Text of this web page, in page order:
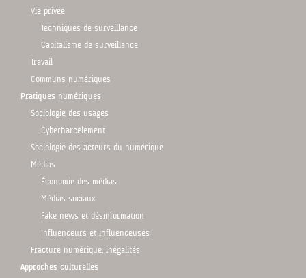
Vie privée
Techniques de surveillance
Capitalisme de surveillance
Travail
Communs numériques
Pratiques numériques
Sociologie des usages
Cyberharcèlement
Sociologie des acteurs du numérique
Médias
Économie des médias
Médias sociaux
Fake news et désinformation
Influenceurs et influenceuses
Fracture numérique, inégalités
Approches culturelles